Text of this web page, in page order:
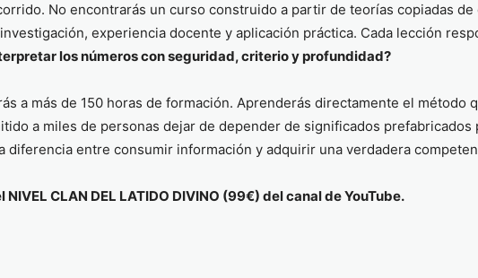
No encontrarás un curso construido a partir de teorías copiadas
experiencia docente y aplicación práctica. Cada lección
los números con seguridad, criterio y profundidad?
a más de 150 horas de formación. Aprenderás directamente el método
a miles de personas dejar de depender de significados prefabricados
diferencia entre consumir información y adquirir una verdadera
CLAN DEL LATIDO DIVINO (99€) del canal de YouTube.